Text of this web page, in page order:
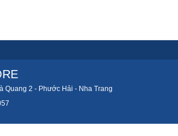
Quang 2 - Phước Hải - Nha Trang